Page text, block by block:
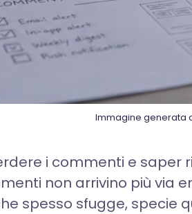
Immagine generata
i commenti e saper
non arrivino più via
spesso sfugge, specie